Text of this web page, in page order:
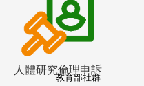
人體研究倫理申訴
教育部社群